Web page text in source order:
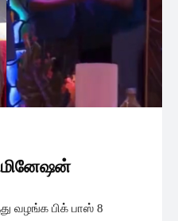
வழங்க பிக் பாஸ் 8